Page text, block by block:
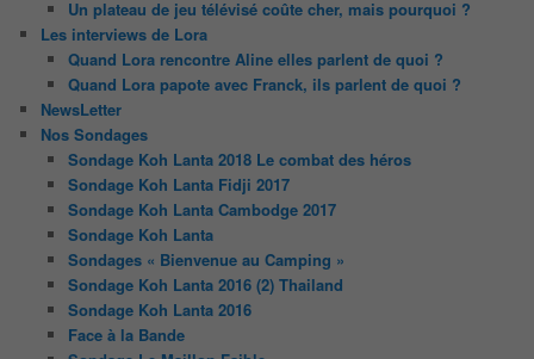
Un plateau de jeu télévisé coûte cher, mais pourquoi ?
Les interviews de Lora
Quand Lora rencontre Aline elles parlent de quoi ?
Quand Lora papote avec Franck, ils parlent de quoi ?
NewsLetter
Nos Sondages
Sondage Koh Lanta 2018 Le combat des héros
Sondage Koh Lanta Fidji 2017
Sondage Koh Lanta Cambodge 2017
Sondage Koh Lanta
Sondages « Bienvenue au Camping »
Sondage Koh Lanta 2016 (2) Thailand
Sondage Koh Lanta 2016
Face à la Bande